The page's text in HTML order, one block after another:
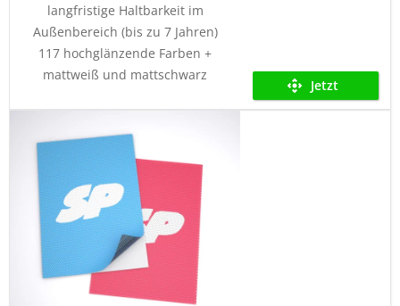
langfristige Haltbarkeit im
Außenbereich (bis zu 7 Jahren)
117 hochglänzende Farben +
mattweiß und mattschwarz
Jetzt
kalkulieren